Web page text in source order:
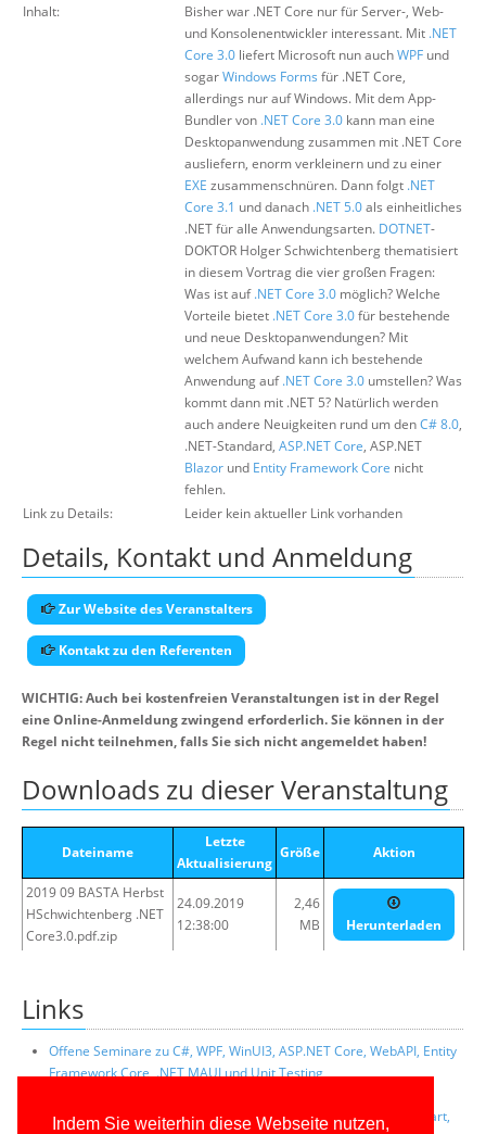
Indem Sie weiterhin diese Webseite nutzen,
Inhalt:
Bisher war .NET Core nur für Server-, Web-
und Konsolenentwickler interessant. Mit .NET
Core 3.0 liefert Microsoft nun auchWPF und
sogarWindows Forms für .NET Core,
allerdings nur auf Windows. Mit dem App-
Bundler von .NET Core 3.0 kann man eine
Desktopanwendung zusammen mit .NET Core
ausliefern, enorm verkleinern und zu einer
EXE zusammenschnüren. Dann folgt .NET
Core 3.1 und danach .NET 5.0als einheitliches
.NET für alle Anwendungsarten. DOTNET-
DOKTOR Holger Schwichtenberg thematisiert
in diesem Vortrag die vier großen Fragen:
Was ist auf.NET Core 3.0 möglich? Welche
Vorteile bietet .NET Core 3.0für bestehende
und neue Desktopanwendungen? Mit
welchem Aufwand kann ich bestehende
Anwendung auf.NET Core 3.0 umstellen? Was
kommt dann mit .NET 5? Natürlich werden
auch andere Neuigkeiten rund um denC# 8.0,
.NET-Standard, ASP.NET Core, ASP.NET
Blazor und Entity Framework Core nicht
fehlen.
Link zu Details:
Leider kein aktueller Link vorhanden
Details, Kontakt und Anmeldung
Zur Website des Veranstalters
Kontakt zu den Referenten
WICHTIG: Auch bei kostenfreien Veranstaltungen ist in der Regel
eine Online-Anmeldung zwingend erforderlich. Sie können in der
Regel nicht teilnehmen, falls Sie sich nicht angemeldet haben!
Downloads zu dieser Veranstaltung
Dateiname
Letzte
Aktualisierung
Größe Aktion
2019 09 BASTA Herbst
HSchwichtenberg .NET
Core3.0.pdf.zip
24.09.2019
12:38:00
2,46
MB
Herunterladen
Links
Offene Seminare zu C#, WPF, WinUI3, ASP.NET Core, WebAPI, Entity
Framework Core, .NET MAUI und Unit Testing
Firmenseminare zu C++, C#, JavaScript, .NET, C#, Python, Go, Dart,